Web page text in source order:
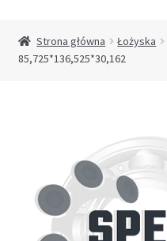
Sklep
Kontakt
Strona główna Łożyska
85,725*136,525*30,162